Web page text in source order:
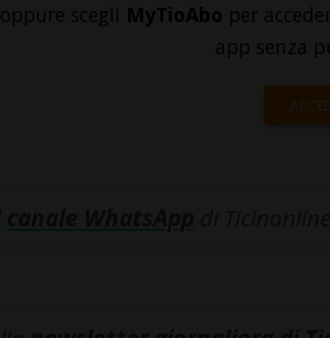
oppure scegli MyTioAbo per
app senza
ACCEDI